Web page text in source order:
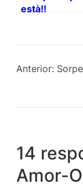
està!!
Anterior:
14
Amor-